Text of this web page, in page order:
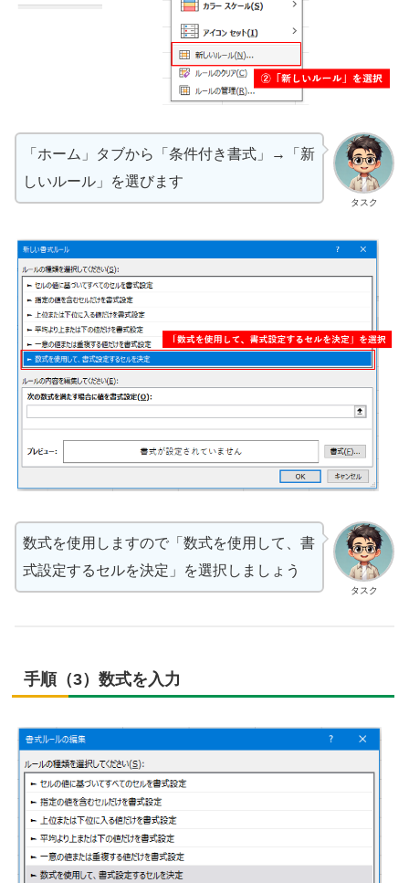
タスク
「ホーム」タブから「条件付き書式」→「新
しいルール」を選びます
タスク
数式を使用しますので「数式を使用して、書
式設定するセルを決定」を選択しましょう
手順（3）数式を入力